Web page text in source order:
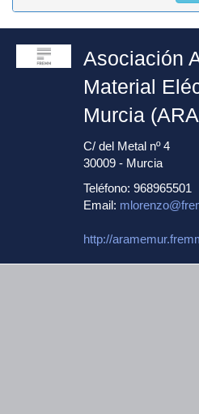
Asociación
Material
Murcia
C/ del Metal nº 4
30009 - Murcia
Teléfono: 968965501
Email:
http://